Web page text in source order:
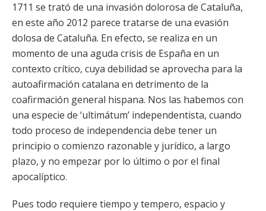
1711 se trató de una invasión dolorosa de Cataluña,
en este año 2012 parece tratarse de una evasión
dolosa de Cataluña. En efecto, se realiza en un
momento de una aguda crisis de España en un
contexto crítico, cuya debilidad se aprovecha para la
autoafirmación catalana en detrimento de la
coafirmación general hispana. Nos las habemos con
una especie de ‘ultimátum’ independentista, cuando
todo proceso de independencia debe tener un
principio o comienzo razonable y jurídico, a largo
plazo, y no empezar por lo último o por el final
apocalíptico.
Pues todo requiere tiempo y tempero, espacio y